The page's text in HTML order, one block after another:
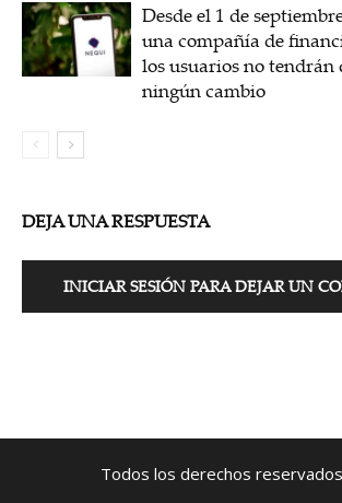
Desde el 1 de
una compañía de
los usuarios no tendrán
ningún cambio
DEJA UNA RESPUESTA
INICIAR SESIÓN PARA DEJAR UN
Todos los derechos reservados